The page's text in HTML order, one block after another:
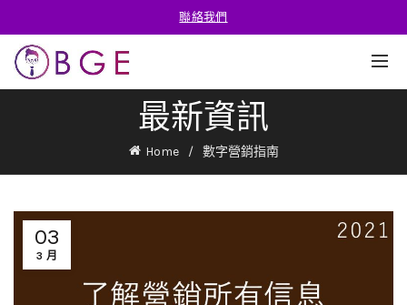
聯絡我們
最新資訊
Home 數字營銷指南
03
3 月